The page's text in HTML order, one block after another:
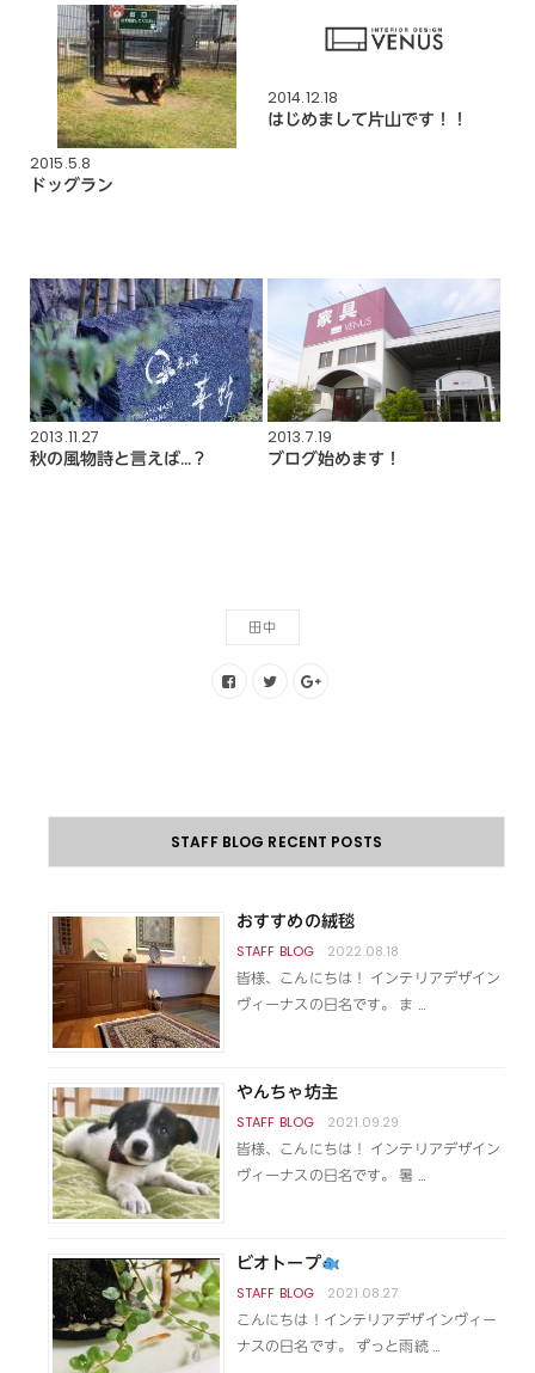
2015.5.8
ドッグラン
2014.12.18
はじめまして片山です！！
2013.11.27
秋の風物詩と言えば…？
2013.7.19
ブログ始めます！
田中
STAFF BLOG RECENT POSTS
おすすめの絨毯
2022.08.18
皆様、こんにちは！ インテリアデザイン
ヴィーナスの日名です。 ま …
やんちゃ坊主
2021.09.29
皆様、こんにちは！ インテリアデザイン
ヴィーナスの日名です。 暑 …
ビオトープ
2021.08.27
こんにちは！インテリアデザインヴィー
ナスの日名です。 ずっと雨続 …